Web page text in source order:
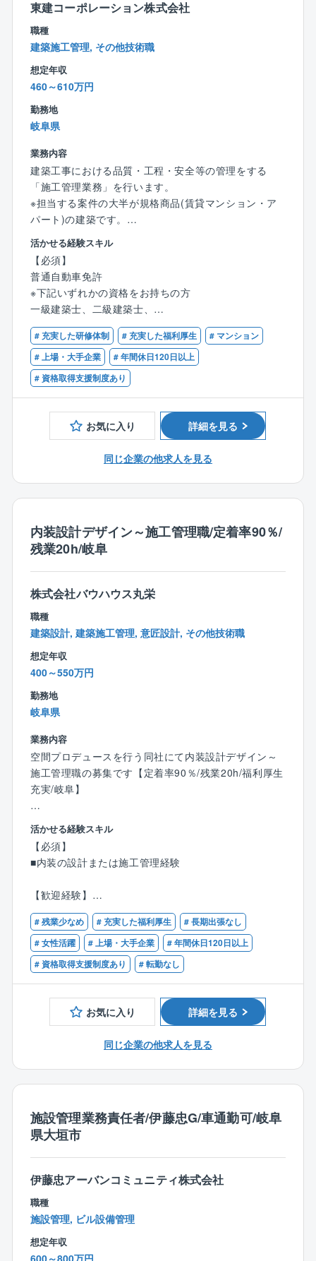
場合があります。
（年2回程度、1回につき数日～2か月程度行くケース
があります）
■就業環境：
【入社3年後の新卒定着率】94.0%
【平均勤続年数】15.5年
【年間有給取得平均日数】14.2日
■キャリアアップ
○中途入社の方もハンデが生まれることはありません！
⇒社歴に関係なく、能力や経験、希望に応じて大規
模プロジェクトの責任者や組織・若手社員のマネジメ
ントを担っていくなど、早期のキャリアアップも実現
■施工管理未経験の方もご安心ください
○中途入社される方の多くが、プラント施工管理未経験
です。
⇒プラント施工管理のご経験をお持ちの方は歓迎で
すが、そうでなくてもプラントでの就業経験がある方
であれば問題ありません。
⇒施工管理の基礎知識や必要な考え方は、現場に出
ながら身につけていただきます。
必ず先輩がつき、1から10まで教えますのでご安心
ください。
○会社の規模感から「細かいルールが多く、お堅い会社
事を進めていく雰囲気です。
現場の判断を優先して仕事を進められる環境も整っ
ており、多くの社員さんから「想像以上に、自分の思
うように仕事ができる」という声があがっています。
○お子さまの人数に応じて支給される教育補助手当や、
つ。
○大企業らしからぬ自由さと、大企業らしいサポート体
制を併せ持った、社員が働きやすい会社です。
東建コーポレーション株式会社
職種
建築施工管理, その他技術職
想定年収
460～610万円
勤務地
岐阜県
業務内容
建築工事における品質・工程・安全等の管理をする
「施工管理業務」を行います。
※担当する案件の大半が規格商品(賃貸マンション・ア
パート)の建築です。
【具体的には】
▼担当する案件
◎自社開発の賃貸マンション・アパート
※規格商品の建築が大半の為、経験を積む事で効率的に
業務を進められるようになります。
▼仕事の詳細
安全や品質、工程の管理をお任せします。
同社独自のシステムとしてタブレット(ipad)で業務を支
援しスムーズに仕事を進められる環境を整えていま
す。
入社後は同社のこと、仕事の流れをまずは知って頂く
あなた自身のスキルも活かしつつ、徐々に慣れていき
また、お願いする案件は規格商品の建築が大半。
同じ規格商品の建築工事を複数担当することもあるた
め、経験を積み仕事に慣れていけば、効率よく業務を
進められます。
■未来まで街に残る建物をつくっています
何が時代に必要とされているのかを考え、商品に反映
している同社。
例えば高耐震やバリアフリー設計などニーズのある商
品を創造する事でお客様から高い満足度を頂いていま
す。
社会的意義の高い商品をつくっていくやりがいある仕
事です。
■クオリティの高い建物を生み出しています
力商品とし、様々な製品を自社工場で一貫生産してい
る同社。
室内家具はもちろん、家具、造作材、システムキッチ
み出しています。
活かせる経験スキル
【必須】
普通自動車免許
※下記いずれかの資格をお持ちの方
一級建築士、二級建築士、
1級建築施工管理技士、2級建築施工管理技士
# 充実した研修体制 # 充実した福利厚生
# マンション
# 上場・大手企業
# 年間休日120日以上
# 資格取得支援制度あり
お気に入り 詳細を見る
同じ企業の他求人を見る
内装設計デザイン～施工管理職/定着率90％/
残業20h/岐阜
株式会社バウハウス丸栄
職種
建築設計, 建築施工管理, 意匠設計, その他技術職
想定年収
400～550万円
勤務地
岐阜県
業務内容
空間プロデュースを行う同社にて内装設計デザイン～
施工管理職の募集です【定着率90％/残業20h/福利厚生
充実/岐阜】
【業務概要】
既存顧客への提案活動や新規取引先の開拓、マーケッ
ト分析、設計・施工フォロー、契約からアフターフォ
ローまで一連の営業開発業務をお任せします！
【具体的には】
コンペ形式によって設計・施工者が選定される案件を
主に担当し、クリエイティビティを重視した商業空間
の企画立案と設計デザイン、そして提案業務を行いま
す。
提案に際しては、社内外の多くの人と複合的に連携を
図り、ヒアリングや現地調査を行った上で効果的なプ
ランニングを練り上げます。
テーション力を存分に発揮できる職種です。
■最新のトレンドなどの情報収集
構築
■業界業種を問わず新規顧客へアプローチ、空間づくり
の可能性を提案
■従来の枠にとらわれない新たなビジネスチャンスの創
出
■デベロッパーへのリーシング協力
【仕事の流れ】
▼マーケット分析
活かせる経験スキル
【必須】
■内装の設計または施工管理経験
【歓迎経験】
■店舗内装に携わったご経験
【歓迎資格】※各種資格をお持ちの方
○宅地建物取引士
○建築士（一級・二級）
# 残業少なめ # 充実した福利厚生
# 長期出張なし
# 女性活躍
# 上場・大手企業
# 年間休日120日以上
# 資格取得支援制度あり
# 転勤なし
お気に入り 詳細を見る
同じ企業の他求人を見る
施設管理業務責任者/伊藤忠G/車通勤可/岐阜
県大垣市
伊藤忠アーバンコミュニティ株式会社
職種
施設管理, ビル設備管理
想定年収
600～800万円